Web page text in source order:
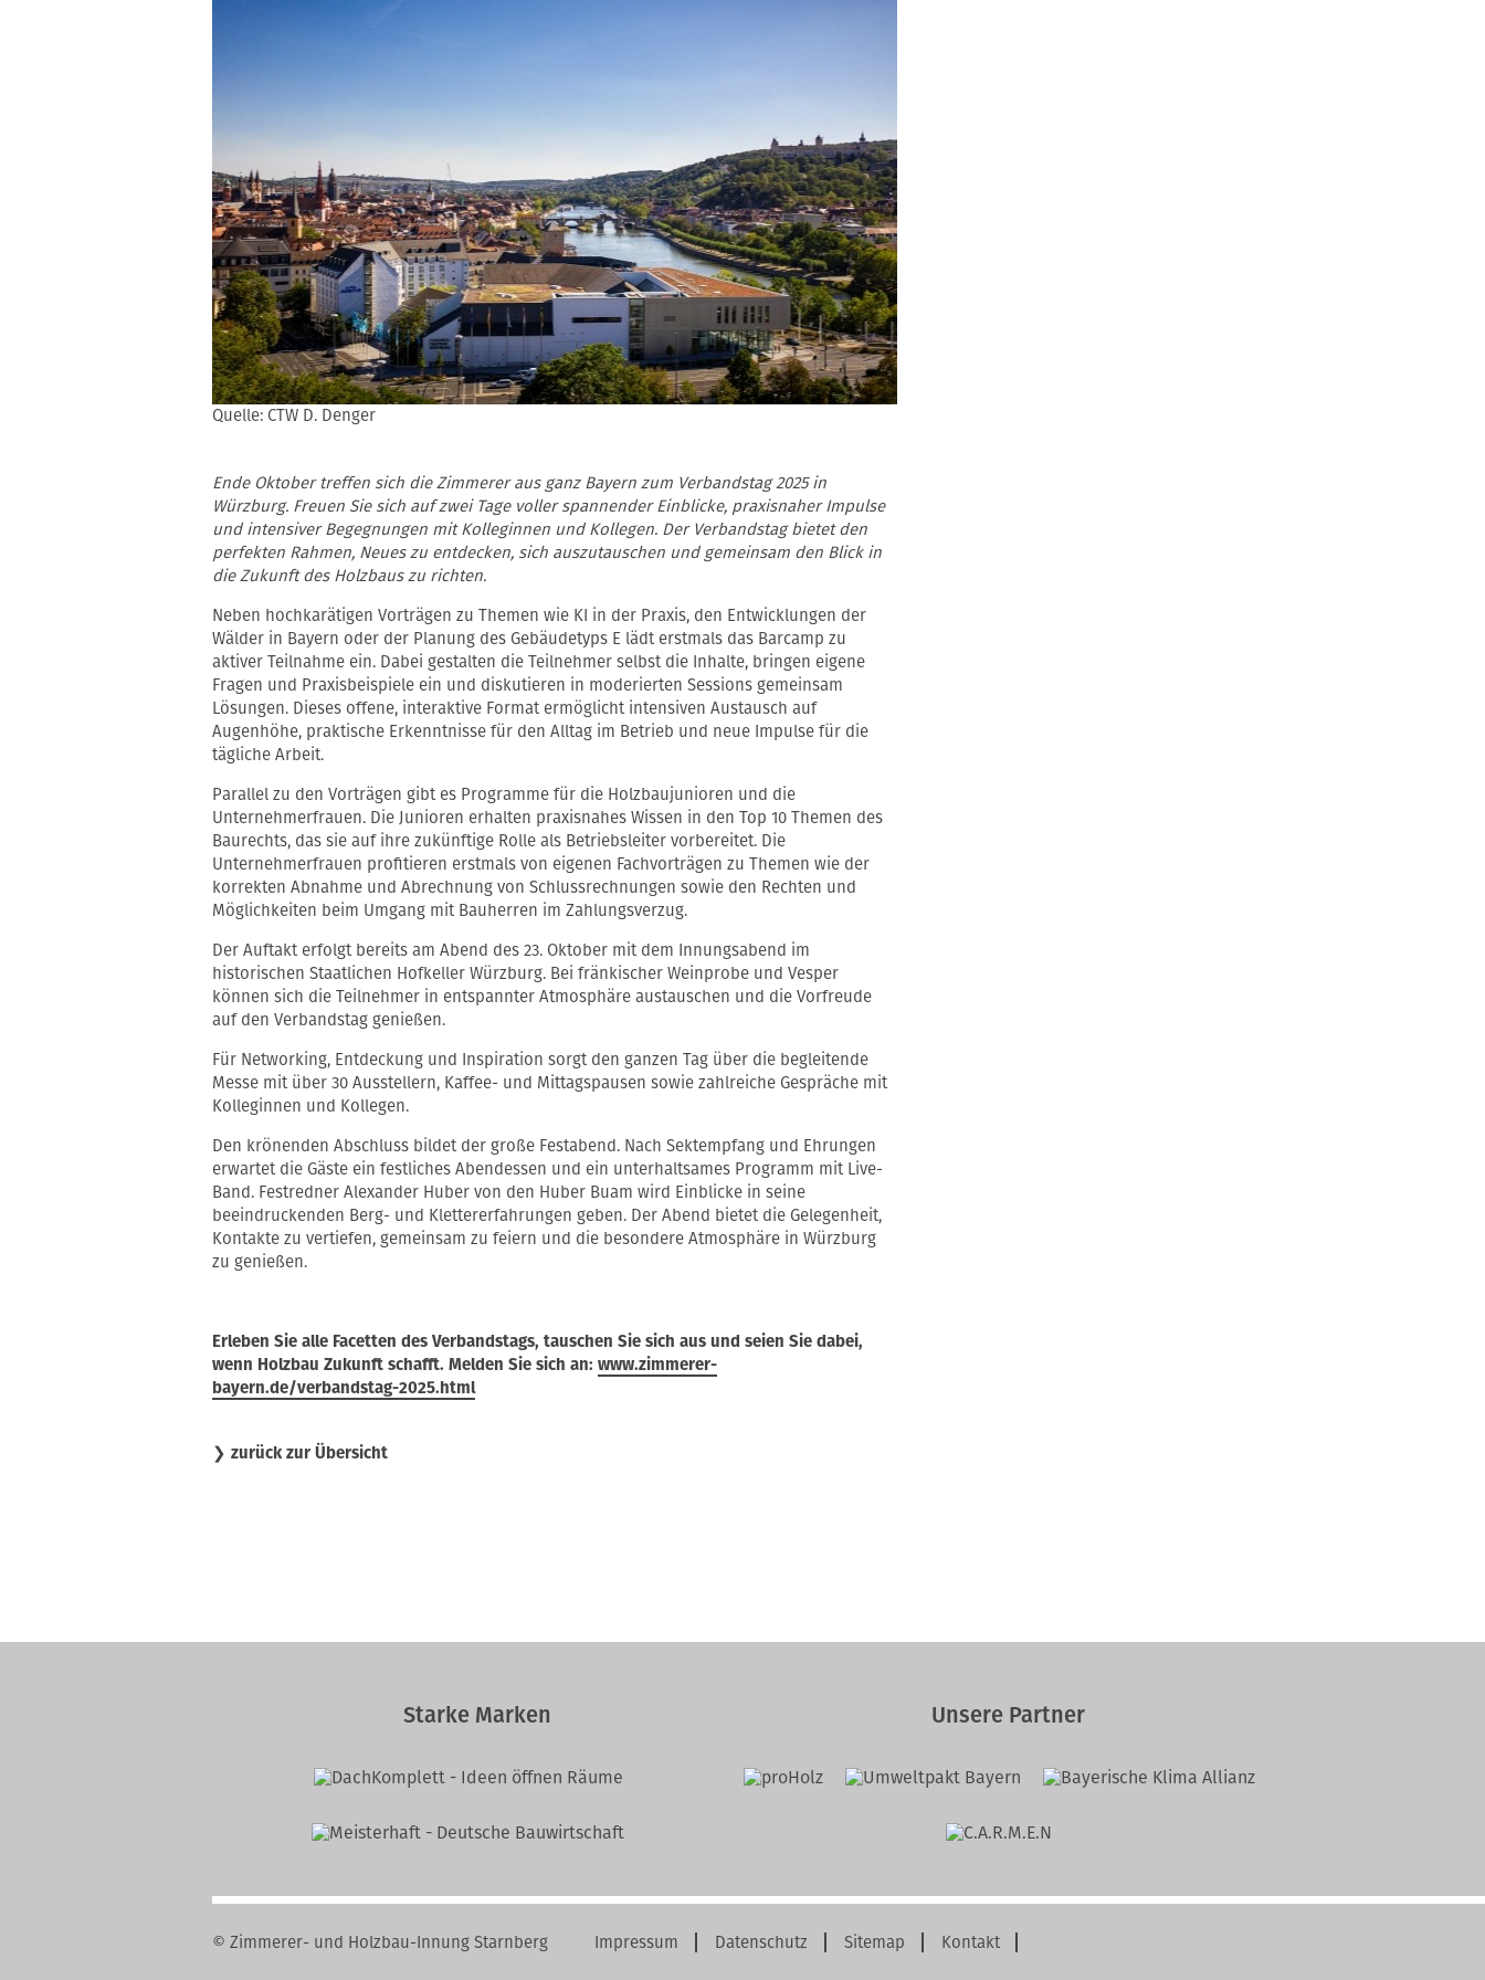
Quelle: CTW D. Denger
Ende Oktober treffen sich die Zimmerer aus ganz Bayern zum Verbandstag 2025 in
Würzburg. Freuen Sie sich auf zwei Tage voller spannender Einblicke, praxisnaher Impulse
und intensiver Begegnungen mit Kolleginnen und Kollegen. Der Verbandstag bietet den
perfekten Rahmen, Neues zu entdecken, sich auszutauschen und gemeinsam den Blick in
die Zukunft des Holzbaus zu richten.
Neben hochkarätigen Vorträgen zu Themen wie KI in der Praxis, den Entwicklungen der
Wälder in Bayern oder der Planung des Gebäudetyps E lädt erstmals das Barcamp zu
aktiver Teilnahme ein. Dabei gestalten die Teilnehmer selbst die Inhalte, bringen eigene
Fragen und Praxisbeispiele ein und diskutieren in moderierten Sessions gemeinsam
Lösungen. Dieses offene, interaktive Format ermöglicht intensiven Austausch auf
Augenhöhe, praktische Erkenntnisse für den Alltag im Betrieb und neue Impulse für die
tägliche Arbeit.
Parallel zu den Vorträgen gibt es Programme für die Holzbaujunioren und die
Unternehmerfrauen. Die Junioren erhalten praxisnahes Wissen in den Top 10 Themen des
Baurechts, das sie auf ihre zukünftige Rolle als Betriebsleiter vorbereitet. Die
Unternehmerfrauen profitieren erstmals von eigenen Fachvorträgen zu Themen wie der
korrekten Abnahme und Abrechnung von Schlussrechnungen sowie den Rechten und
Möglichkeiten beim Umgang mit Bauherren im Zahlungsverzug.
Der Auftakt erfolgt bereits am Abend des 23. Oktober mit dem Innungsabend im
historischen Staatlichen Hofkeller Würzburg. Bei fränkischer Weinprobe und Vesper
können sich die Teilnehmer in entspannter Atmosphäre austauschen und die Vorfreude
auf den Verbandstag genießen.
Für Networking, Entdeckung und Inspiration sorgt den ganzen Tag über die begleitende
Messe mit über 30 Ausstellern, Kaffee- und Mittagspausen sowie zahlreiche Gespräche mit
Kolleginnen und Kollegen.
Den krönenden Abschluss bildet der große Festabend. Nach Sektempfang und Ehrungen
erwartet die Gäste ein festliches Abendessen und ein unterhaltsames Programm mit Live-
Band. Festredner Alexander Huber von den Huber Buam wird Einblicke in seine
beeindruckenden Berg- und Klettererfahrungen geben. Der Abend bietet die Gelegenheit,
Kontakte zu vertiefen, gemeinsam zu feiern und die besondere Atmosphäre in Würzburg
zu genießen.
Erleben Sie alle Facetten des Verbandstags, tauschen Sie sich aus und seien Sie dabei,
wenn Holzbau Zukunft schafft. Melden Sie sich an: www.zimmerer-
bayern.de/verbandstag-2025.html
❯ zurück zur Übersicht
Starke Marken Unsere Partner
© Zimmerer- und Holzbau-Innung Starnberg
Navigation
Impressum Datenschutz Sitemap Kontakt